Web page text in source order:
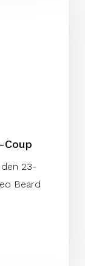
Coup
23-
Beard